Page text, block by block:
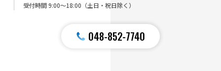
受付時間 9:00〜18:00（土日・祝日除く）
048-852-7740